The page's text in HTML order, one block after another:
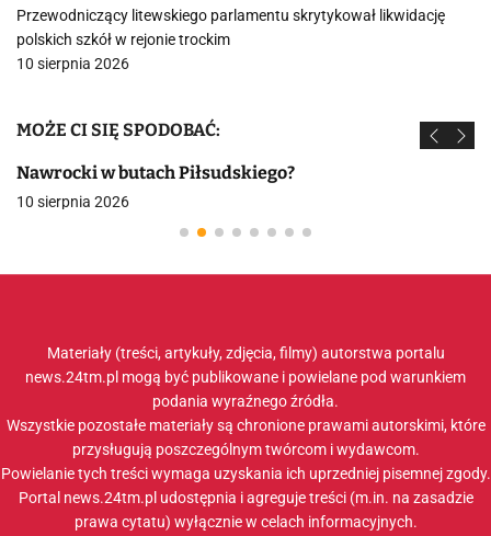
Przewodniczący litewskiego parlamentu skrytykował likwidację
polskich szkół w rejonie trockim
10 sierpnia 2026
MOŻE CI SIĘ SPODOBAĆ:
Nawrocki w butach Piłsudskiego?
10 sierpnia 2026
Materiały (treści, artykuły, zdjęcia, filmy) autorstwa portalu
news.24tm.pl mogą być publikowane i powielane pod warunkiem
podania wyraźnego źródła.
Wszystkie pozostałe materiały są chronione prawami autorskimi, które
przysługują poszczególnym twórcom i wydawcom.
Powielanie tych treści wymaga uzyskania ich uprzedniej pisemnej zgody.
Portal news.24tm.pl udostępnia i agreguje treści (m.in. na zasadzie
prawa cytatu) wyłącznie w celach informacyjnych.